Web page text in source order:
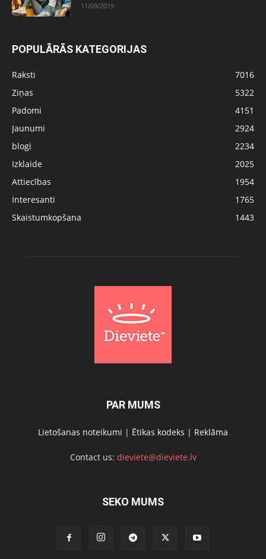
11/09/2019
POPULĀRĀS KATEGORIJAS
Raksti
7016
Ziņas
5322
Padomi
4151
Jaunumi
2924
blogi
2234
Izklaide
2025
Attiecības
1954
Interesanti
1765
Skaistumkopšana
1443
PAR MUMS
Lietošanas noteikumi | Ētikas kodeks | Reklāma
Contact us: dieviete@dieviete.lv
SEKO MUMS